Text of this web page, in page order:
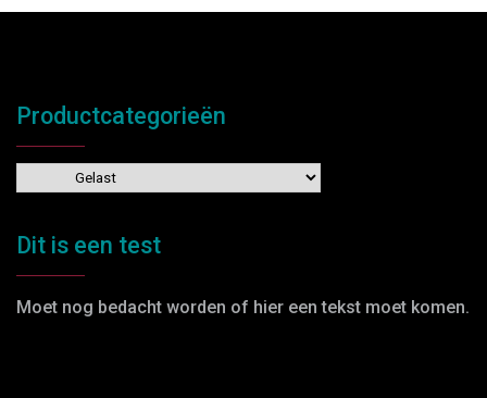
Productcategorieën
Dit is een test
Moet nog bedacht worden of hier een tekst moet komen.